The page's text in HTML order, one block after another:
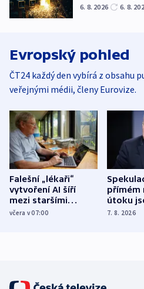
6. 8. 2026 6. 8.
Evropský pohled
ČT24 každý den vybírá z obsahu
veřejnými médii, členy Eurovize.
Falešní „lékaři“
vytvoření AI šíří
mezi staršími
Poláky nebezpečné
včera v 07:00
přímém
útoku
míní
7. 8. 2026